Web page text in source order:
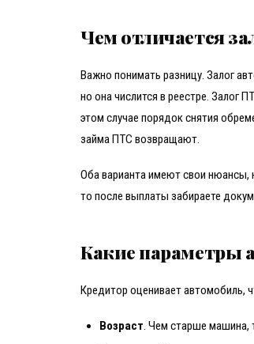
Чем отличается
Важно понимать разницу. Залог
но она числится в реестре. Залог
этом случае порядок снятия
займа ПТС возвращают.
Оба варианта имеют свои нюансы,
то после выплаты забираете
Какие параметры
Кредитор оценивает автомобиль,
Возраст. Чем старше машина,